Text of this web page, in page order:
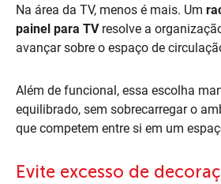
Na área da TV, menos é mais. Um
painel para TVresolve a
avançar sobre o espaço de
Além de funcional, essa escolha
equilibrado, sem sobrecarregar o
que competem entre si em um
Evite excesso de